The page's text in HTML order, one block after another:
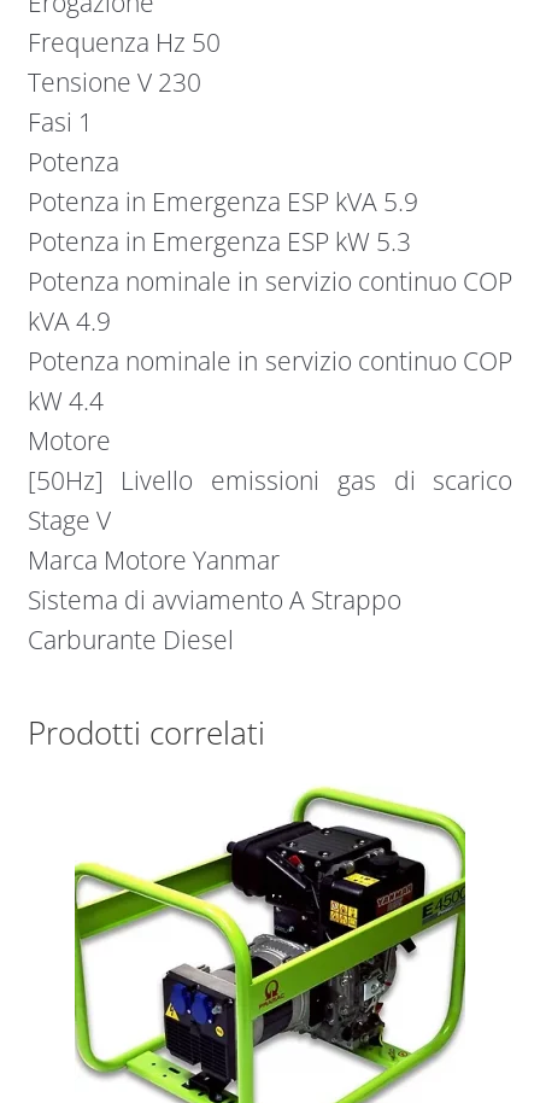
Frequenza Hz 50
Tensione V 230
Fasi 1
Potenza
Potenza in Emergenza ESP kVA 5.9
Potenza in Emergenza ESP kW 5.3
Potenza nominale in servizio continuo COP
kVA 4.9
Potenza nominale in servizio continuo COP
kW 4.4
Motore
[50Hz] Livello emissioni gas di scarico
Stage V
Marca Motore Yanmar
Sistema di avviamento A Strappo
Carburante Diesel
Prodotti correlati